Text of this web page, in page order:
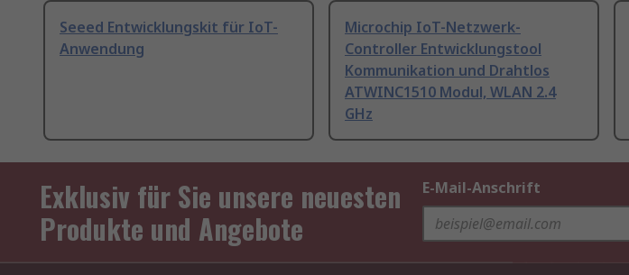
Seeed Entwicklungskit für IoT-
Anwendung
Microchip IoT-Netzwerk-
Controller Entwicklungstool
Kommunikation und Drahtlos
ATWINC1510 Modul, WLAN 2.4
GHz
Exklusiv für Sie unsere neuesten
Produkte und Angebote
E-Mail-Anschrift